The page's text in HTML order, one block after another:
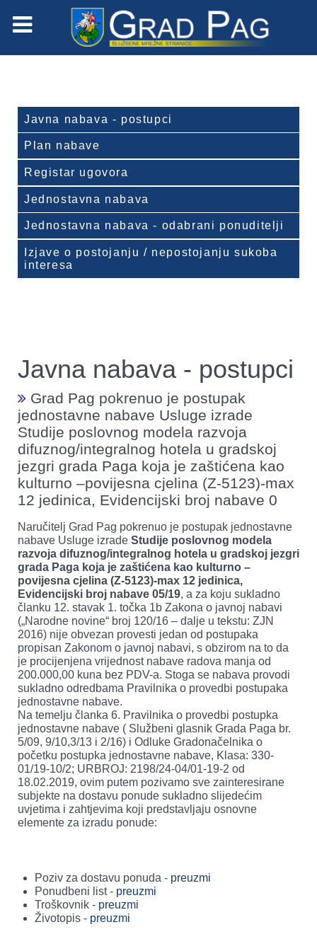
Javna nabava - postupci
Plan nabave
Registar ugovora
Jednostavna nabava
Jednostavna nabava - odabrani ponuditelji
Izjave o postojanju / nepostojanju sukoba
interesa
Javna nabava - postupci
Grad Pag pokrenuo je postupak
jednostavne nabave Usluge izrade
Studije poslovnog modela razvoja
difuznog/integralnog hotela u gradskoj
jezgri grada Paga koja je zaštićena kao
kulturno –povijesna cjelina (Z-5123)-max
12 jedinica, Evidencijski broj nabave 0
Naručitelj Grad Pag pokrenuo je postupak jednostavne
nabave Usluge izrade Studije poslovnog modela
razvoja difuznog/integralnog hotela u gradskoj jezgri
grada Paga koja je zaštićena kao kulturno –
povijesna cjelina (Z-5123)-max 12 jedinica,
Evidencijski broj nabave 05/19, a za koju sukladno
članku 12. stavak 1. točka 1b Zakona o javnoj nabavi
(„Narodne novine“ broj 120/16 – dalje u tekstu: ZJN
2016) nije obvezan provesti jedan od postupaka
propisan Zakonom o javnoj nabavi, s obzirom na to da
je procijenjena vrijednost nabave radova manja od
200.000,00 kuna bez PDV-a. Stoga se nabava provodi
sukladno odredbama Pravilnika o provedbi postupaka
jednostavne nabave.
Na temelju članka 6. Pravilnika o provedbi postupka
jednostavne nabave ( Službeni glasnik Grada Paga br.
5/09, 9/10,3/13 i 2/16) i Odluke Gradonačelnika o
početku postupka jednostavne nabave, Klasa: 330-
01/19-10/2; URBROJ: 2198/24-04/01-19-2 od
18.02.2019, ovim putem pozivamo sve zainteresirane
subjekte na dostavu ponude sukladno slijedećim
uvjetima i zahtjevima koji predstavljaju osnovne
elemente za izradu ponude:
Poziv za dostavu ponuda - preuzmi
Ponudbeni list - preuzmi
Troškovnik - preuzmi
Životopis - preuzmi